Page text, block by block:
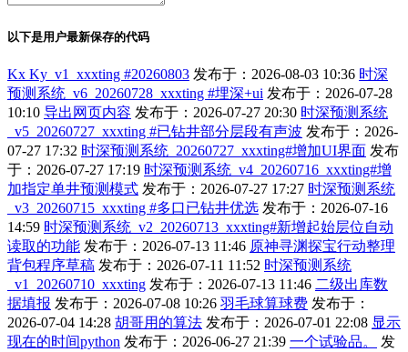
以下是用户最新保存的代码
Kx Ky_v1_xxxting #20260803 发布于：2026-08-03 10:36 时深
预测系统_v6_20260728_xxxting #埋深+ui 发布于：2026-07-28
10:10 导出网页内容 发布于：2026-07-27 20:30 时深预测系统
_v5_20260727_xxxting #已钻井部分层段有声波 发布于：2026-
07-27 17:32 时深预测系统_20260727_xxxting#增加UI界面 发布
于：2026-07-27 17:19 时深预测系统_v4_20260716_xxxting#增
加指定单井预测模式 发布于：2026-07-27 17:27 时深预测系统
_v3_20260715_xxxting #多口已钻井优选 发布于：2026-07-16
14:59 时深预测系统_v2_20260713_xxxting#新增起始层位自动
读取的功能 发布于：2026-07-13 11:46 原神寻渊探宝行动整理
背包程序草稿 发布于：2026-07-11 11:52 时深预测系统
_v1_20260710_xxxting 发布于：2026-07-13 11:46 二级出库数
据填报 发布于：2026-07-08 10:26 羽毛球算球费 发布于：
2026-07-04 14:28 胡哥用的算法 发布于：2026-07-01 22:08 显示
现在的时间python 发布于：2026-06-27 21:39 一个试验品。
发